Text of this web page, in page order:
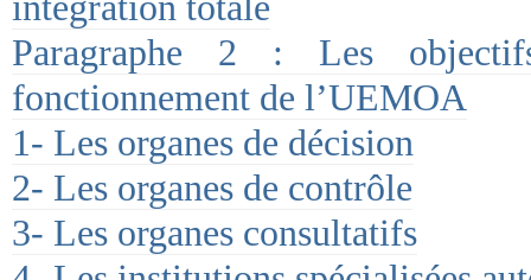
Paragraphe 2 : Les
fonctionnement de l’UEMOA
1- Les organes de décision
2- Les organes de contrôle
3- Les organes consultatifs